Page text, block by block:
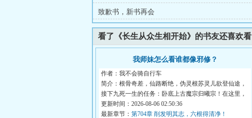
致歉书，新书再会
看了《长生从众生相开始》的书友还喜欢看
我师妹怎么看谁都像邪修？
作者：我不会骑自行车
简介：根骨奇差，仙路断绝，伪灵根苏灵儿欲登仙途，
接下九死一生的任务：卧底上古魔宗归曦宗！在这里，
她...
更新时间：2026-08-06 02:50:36
最新章节： 第704章 削发明其志，六根得清净！